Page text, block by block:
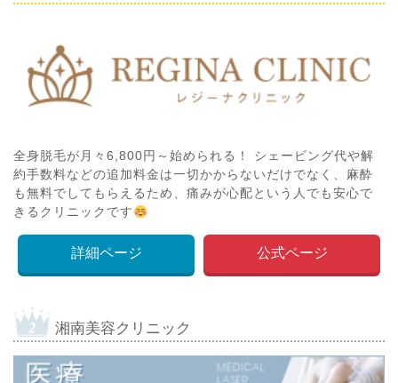
全身脱毛が月々6,800円～始められる！ シェービング代や解
約手数料などの追加料金は一切かからないだけでなく、麻酔
も無料でしてもらえるため、痛みが心配という人でも安心で
きるクリニックです
詳細ページ 公式ページ
湘南美容クリニック